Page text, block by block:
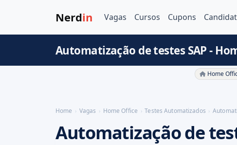
Nerdin Vagas Cursos Cupons
Automatização de testes SAP -
Home
Home Vagas Home Office Testes Automatizados
Automatização de